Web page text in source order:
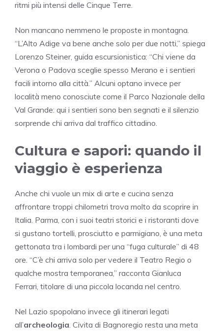
ritmi più intensi delle Cinque Terre.
Non mancano nemmeno le proposte in montagna.
“L’Alto Adige va bene anche solo per due notti,” spiega
Lorenzo Steiner, guida escursionistica: “Chi viene da
Verona o Padova sceglie spesso Merano e i sentieri
facili intorno alla città.” Alcuni optano invece per
località meno conosciute come il Parco Nazionale della
Val Grande: qui i sentieri sono ben segnati e il silenzio
sorprende chi arriva dal traffico cittadino.
Cultura e sapori: quando il
viaggio è esperienza
Anche chi vuole un mix di arte e cucina senza
affrontare troppi chilometri trova molto da scoprire in
Italia. Parma, con i suoi teatri storici e i ristoranti dove
si gustano tortelli, prosciutto e parmigiano, è una meta
gettonata tra i lombardi per una “fuga culturale” di 48
ore. “C’è chi arriva solo per vedere il Teatro Regio o
qualche mostra temporanea,” racconta Gianluca
Ferrari, titolare di una piccola locanda nel centro.
Nel Lazio spopolano invece gli itinerari legati
all’archeologia . Civita di Bagnoregio resta una meta